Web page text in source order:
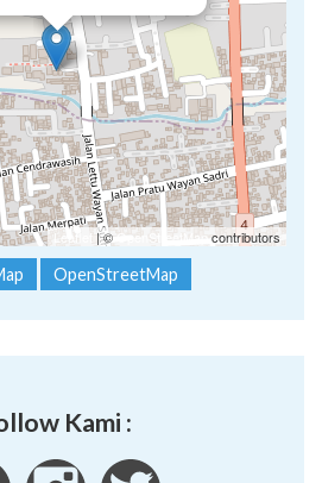
Leaflet | ©OpenStreetMap contributors
OpenStreetMap
Kami :